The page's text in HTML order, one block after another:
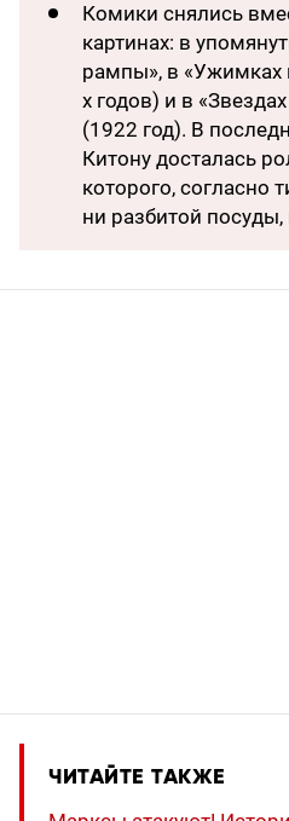
Комики снялись
картинах: в
рампы», в «Ужимках
х годов) и в
(1922 год). В
Китону досталась
которого, согласно
ни разбитой посуды,
ЧИТАЙТЕ ТАКЖЕ